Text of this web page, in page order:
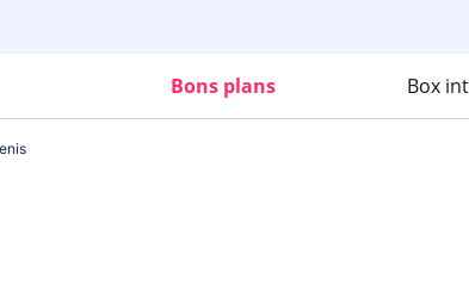
Bons plans Box